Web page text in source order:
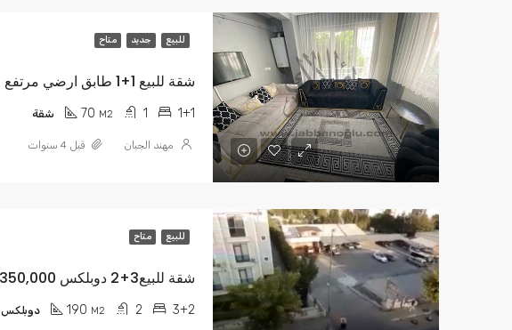
للبيع جديد متاح
شقة للبيع 1+1 طابق ارضي مرتفع صفر TL575,000
1+1
1
70 M2 شقة
مهند الجبان قبل 4 سنوات
للبيع متاح
شقة للبيع3+2 دوبلكس TL 1,350,000
3+2
2
190 M2 دوبلكس